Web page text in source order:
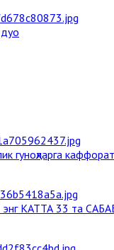
гуноҳларга
КАТТА 33 та